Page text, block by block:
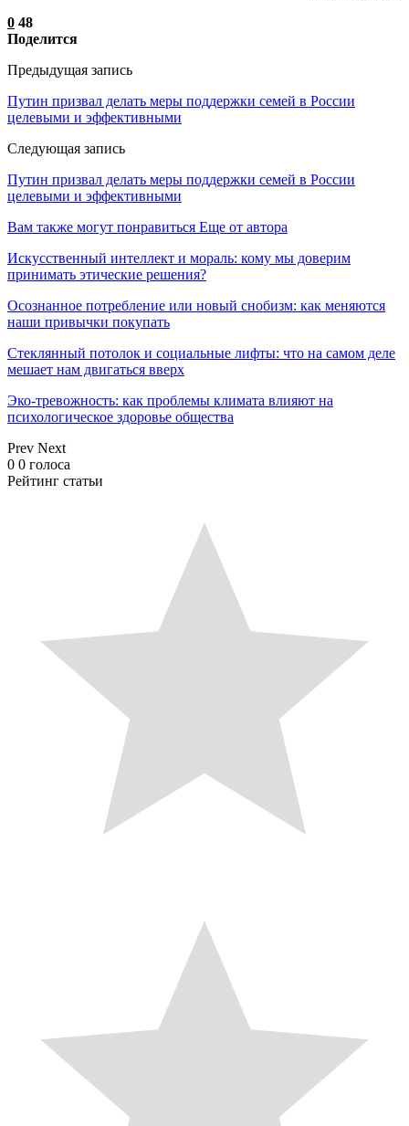
0 48
Поделится
Предыдущая запись
Путин призвал делать меры поддержки семей в России
целевыми и эффективными
Следующая запись
Путин призвал делать меры поддержки семей в России
целевыми и эффективными
Вам также могут понравиться Еще от автора
Искусственный интеллект и мораль: кому мы доверим
принимать этические решения?
Осознанное потребление или новый снобизм: как меняются
наши привычки покупать
Стеклянный потолок и социальные лифты: что на самом деле
мешает нам двигаться вверх
Эко-тревожность: как проблемы климата влияют на
психологическое здоровье общества
Prev Next
0 0 голоса
Рейтинг статьи